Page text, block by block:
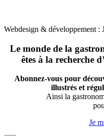
Webdesign & développement :
Le monde de la
êtes à la recherche
Abonnez-vous pour
illustrés et
Ainsi la
Je